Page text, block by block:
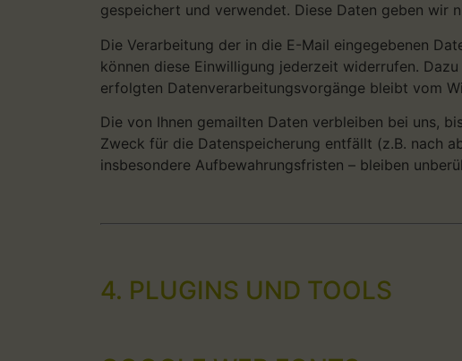
gespeichert und verwendet. Diese Daten geben wir
Die Verarbeitung der in die E-Mail eingegebenen
können diese Einwilligung jederzeit widerrufen.
erfolgten Datenverarbeitungsvorgänge bleibt vom
Die von Ihnen gemailten Daten verbleiben bei uns,
Zweck für die Datenspeicherung entfällt (z.B. nach
insbesondere Aufbewahrungsfristen – bleiben
4. PLUGINS UND TOOLS